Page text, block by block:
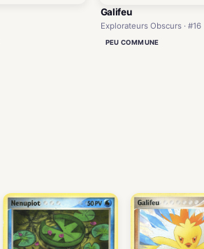
Galifeu
Explorateurs Obscurs · #16
PEU COMMUNE